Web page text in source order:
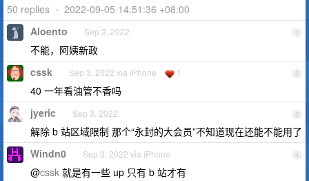
50 replies • 2022-09-05 14:51:36 +08:00
1
Aloento Sep 3, 2022
不能，阿姨新政
2
cssk Sep 3, 2022 via iPhone 1
40 一年看油管不香吗
3
jyeric Sep 3, 2022
解除 b 站区域限制 那个“永封的大会员”不知道现在还能不能用了
4
Windn0 Sep 3, 2022 via iPhone
@cssk 就是有一些 up 只有 b 站才有